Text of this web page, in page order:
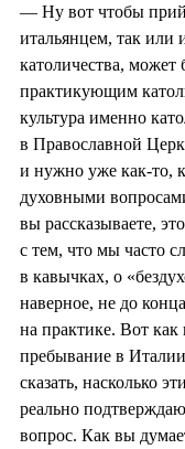
— Ну вот чтобы
итальянцем, так или
католичества,
практикующим
культура именно
в Православной
и нужно уже как-то,
духовными
вы рассказываете,
с тем, что мы часто
в кавычках, о
наверное, не до
на практике. Вот
пребывание в
сказать, насколько
реально
вопрос. Как вы